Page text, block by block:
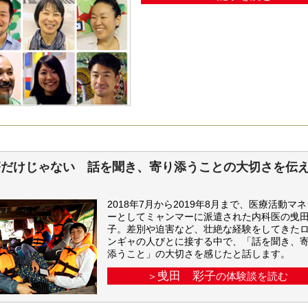
けじゃない 話を聞き、寄り添うことの大切さを伝
2018年7月から2019年8月まで、医療活動マネ
ーとしてミャンマーに派遣された内科医の曵
子。差別や迫害など、壮絶な経験をしてきた
ンギャの人びとに接する中で、「話を聞き、
添うこと」の大切さを感じたと話します。
＞ 曵田 彩子の体験談を読む